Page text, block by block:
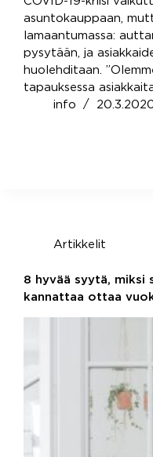
asuntokauppaan,
lamaantumassa:
pysytään, ja
huolehditaan.
tapauksessa
info
Artikkelit
8 hyvää syytä, miksi
kannattaa ottaa